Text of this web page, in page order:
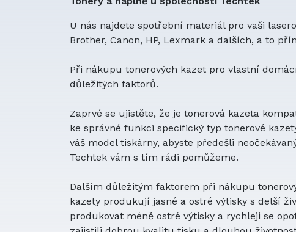
U nás najdete spotřební materiál pro vaši
Brother, Canon, HP, Lexmark a dalších, a to
Při nákupu tonerových kazet pro vlastní
důležitých faktorů.
Zaprvé se ujistěte, že je tonerová kazeta
ke správné funkci specifický typ tonerové
váš model tiskárny, abyste předešli
Techtek vám s tím rádi pomůžeme.
Dalším důležitým faktorem při nákupu
kazety produkují jasné a ostré výtisky s delší
produkovat méně ostré výtisky a rychleji se